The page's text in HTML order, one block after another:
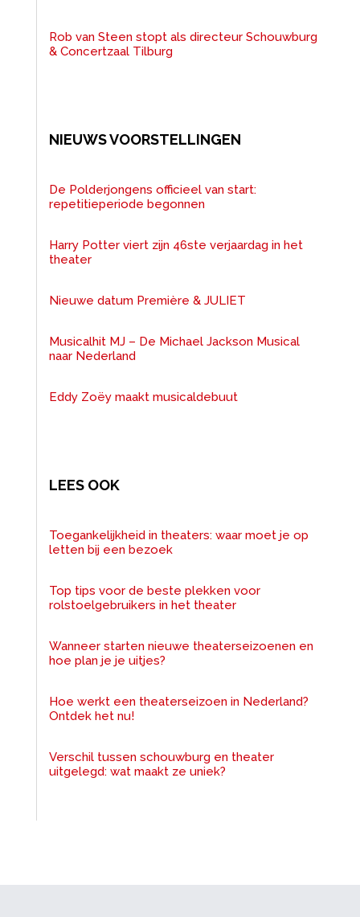
Rob van Steen stopt als directeur Schouwburg
& Concertzaal Tilburg
NIEUWS VOORSTELLINGEN
De Polderjongens officieel van start:
repetitieperiode begonnen
Harry Potter viert zijn 46ste verjaardag in het
theater
Nieuwe datum Première & JULIET
Musicalhit MJ – De Michael Jackson Musical
naar Nederland
Eddy Zoëy maakt musicaldebuut
LEES OOK
Toegankelijkheid in theaters: waar moet je op
letten bij een bezoek
Top tips voor de beste plekken voor
rolstoelgebruikers in het theater
Wanneer starten nieuwe theaterseizoenen en
hoe plan je je uitjes?
Hoe werkt een theaterseizoen in Nederland?
Ontdek het nu!
Verschil tussen schouwburg en theater
uitgelegd: wat maakt ze uniek?